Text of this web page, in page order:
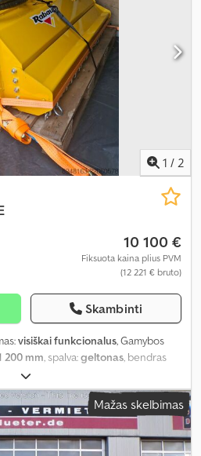
1 / 2
10 100 €
Fiksuota kaina plius PVM
(12 221 € bruto)
Skambinti
visiškai funkcionalus, Gamybos
200 mm, spalva:geltonas, bendras
mobilus
Mažas skelbimas